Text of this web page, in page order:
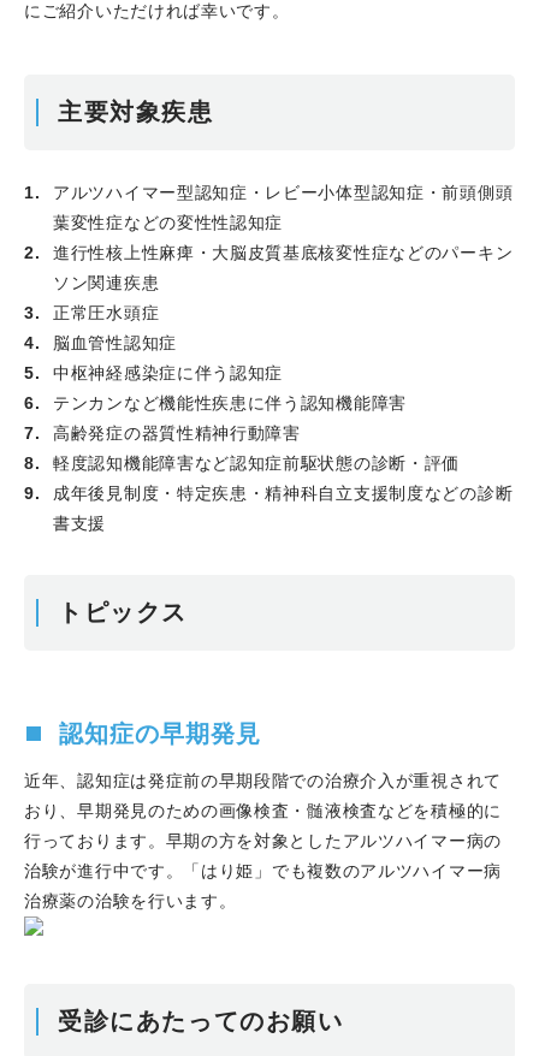
にご紹介いただければ幸いです。
主要対象疾患
アルツハイマー型認知症・レビー小体型認知症・前頭側頭
葉変性症などの変性性認知症
進行性核上性麻痺・大脳皮質基底核変性症などのパーキン
ソン関連疾患
正常圧水頭症
脳血管性認知症
中枢神経感染症に伴う認知症
テンカンなど機能性疾患に伴う認知機能障害
高齢発症の器質性精神行動障害
軽度認知機能障害など認知症前駆状態の診断・評価
成年後見制度・特定疾患・精神科自立支援制度などの診断
書支援
トピックス
認知症の早期発見
近年、認知症は発症前の早期段階での治療介入が重視されて
おり、早期発見のための画像検査・髄液検査などを積極的に
行っております。早期の方を対象としたアルツハイマー病の
治験が進行中です。
「はり姫」 でも複数のアルツハイマー病
治療薬の治験を行います。
受診にあたってのお願い